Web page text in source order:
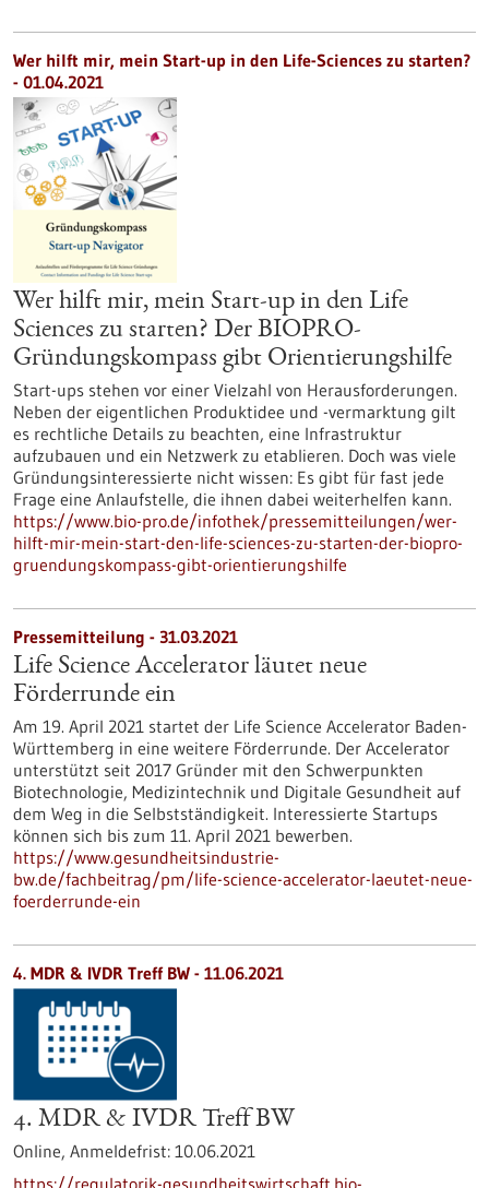
Wer hilft mir, mein Start-up in den Life-Sciences zu starten?
- 01.04.2021
Wer hilft mir, mein Start-up in den Life
Sciences zu starten? Der BIOPRO-
Gründungskompass gibt Orientierungshilfe
Start-ups stehen vor einer Vielzahl von Herausforderungen.
Neben der eigentlichen Produktidee und -vermarktung gilt
es rechtliche Details zu beachten, eine Infrastruktur
aufzubauen und ein Netzwerk zu etablieren. Doch was viele
Gründungsinteressierte nicht wissen: Es gibt für fast jede
Frage eine Anlaufstelle, die ihnen dabei weiterhelfen kann.
https://www.bio-pro.de/infothek/pressemitteilungen/wer-
hilft-mir-mein-start-den-life-sciences-zu-starten-der-biopro-
gruendungskompass-gibt-orientierungshilfe
Pressemitteilung - 31.03.2021
Life Science Accelerator läutet neue
Förderrunde ein
Am 19. April 2021 startet der Life Science Accelerator Baden-
Württemberg in eine weitere Förderrunde. Der Accelerator
unterstützt seit 2017 Gründer mit den Schwerpunkten
Biotechnologie, Medizintechnik und Digitale Gesundheit auf
dem Weg in die Selbstständigkeit. Interessierte Startups
können sich bis zum 11. April 2021 bewerben.
https://www.gesundheitsindustrie-
bw.de/fachbeitrag/pm/life-science-accelerator-laeutet-neue-
foerderrunde-ein
4. MDR & IVDR Treff BW - 11.06.2021
4. MDR & IVDR Treff BW
Online, Anmeldefrist: 10.06.2021
https://regulatorik-gesundheitswirtschaft.bio-